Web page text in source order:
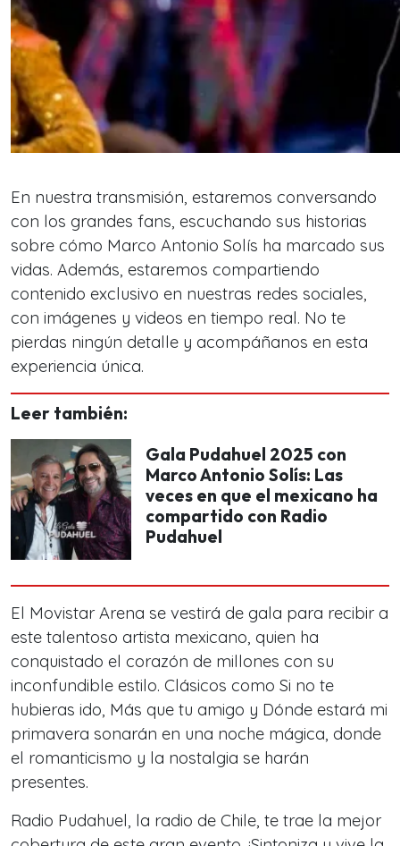
En nuestra transmisión, estaremos conversando
con los grandes fans, escuchando sus historias
sobre cómo Marco Antonio Solís ha marcado sus
vidas. Además, estaremos compartiendo
contenido exclusivo en nuestras redes sociales,
con imágenes y videos en tiempo real. No te
pierdas ningún detalle y acompáñanos en esta
experiencia única.
Leer también:
Gala Pudahuel 2025 con
Marco Antonio Solís: Las
veces en que el mexicano ha
compartido con Radio
Pudahuel
El Movistar Arena se vestirá de gala para recibir a
este talentoso artista mexicano, quien ha
conquistado el corazón de millones con su
inconfundible estilo. Clásicos como Si no te
hubieras ido, Más que tu amigo y Dónde estará mi
primavera sonarán en una noche mágica, donde
el romanticismo y la nostalgia se harán
presentes.
Radio Pudahuel, la radio de Chile, te trae la mejor